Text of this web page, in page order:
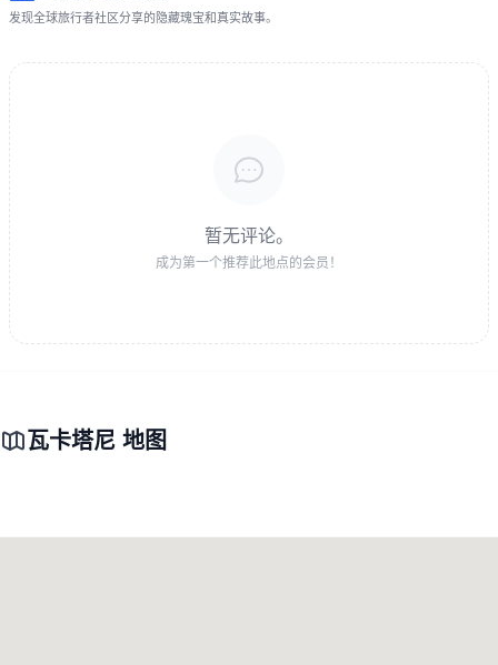
发现全球旅行者社区分享的隐藏瑰宝和真实故事。
暂无评论。
成为第一个推荐此地点的会员！
瓦卡塔尼 地图